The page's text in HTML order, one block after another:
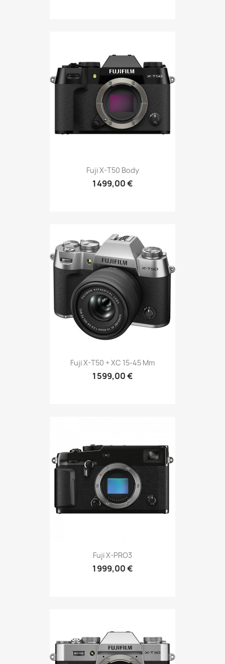
Fuji X-T50 Body
1 499,00 €
Fuji X-T50 + XC 15-45 Mm
1 599,00 €
Fuji X-PRO3
1 999,00 €